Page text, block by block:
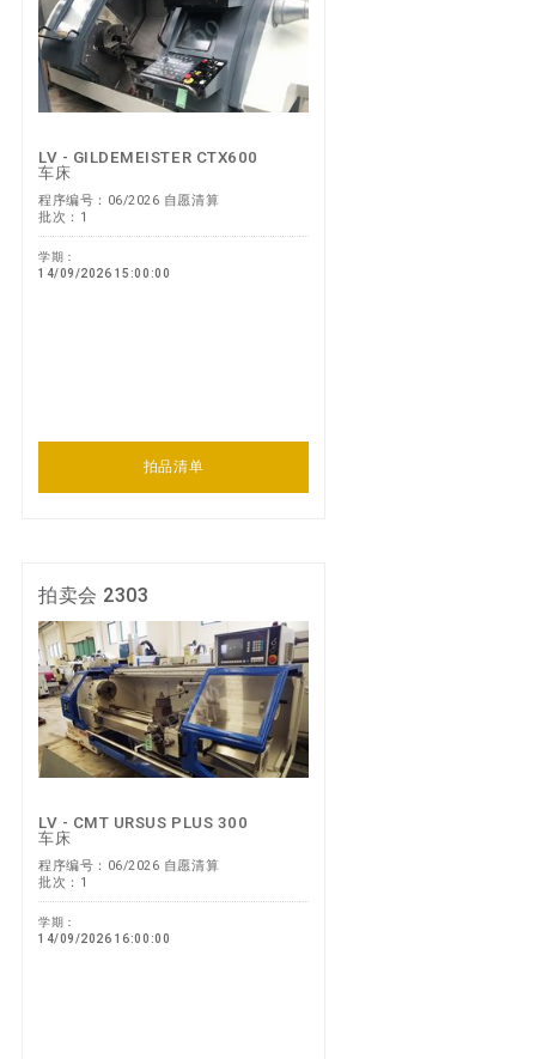
LV - GILDEMEISTER CTX600
车床
程序编号：06/2026 自愿清算
批次：1
学期：
14/09/2026 15:00:00
拍品清单
拍卖会 2303
LV - CMT URSUS PLUS 300
车床
程序编号：06/2026 自愿清算
批次：1
学期：
14/09/2026 16:00:00